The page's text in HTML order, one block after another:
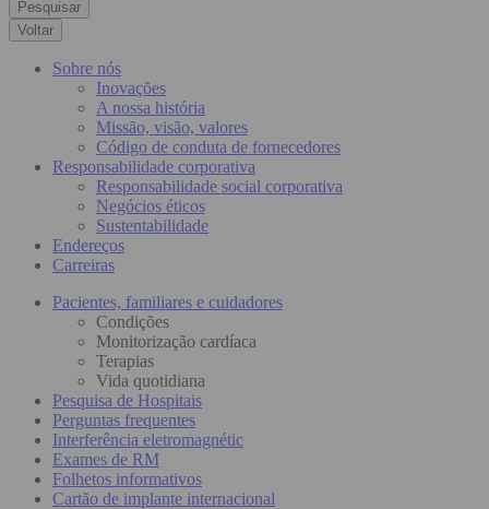
Pesquisar
Voltar
Sobre nós
Inovações
A nossa história
Missão, visão, valores
Código de conduta de fornecedores
Responsabilidade corporativa
Responsabilidade social corporativa
Negócios éticos
Sustentabilidade
Endereços
Carreiras
Pacientes, familiares e cuidadores
Condições
Monitorização cardíaca
Terapias
Vida quotidiana
Pesquisa de Hospitais
Perguntas frequentes
Interferência eletromagnétic
Exames de RM
Folhetos informativos
Cartão de implante internacional